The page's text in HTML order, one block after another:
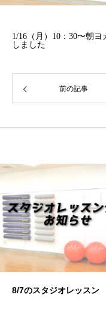
1/16（月）10：30〜朝
しました
前の記事
8/6のスタジオレッスン